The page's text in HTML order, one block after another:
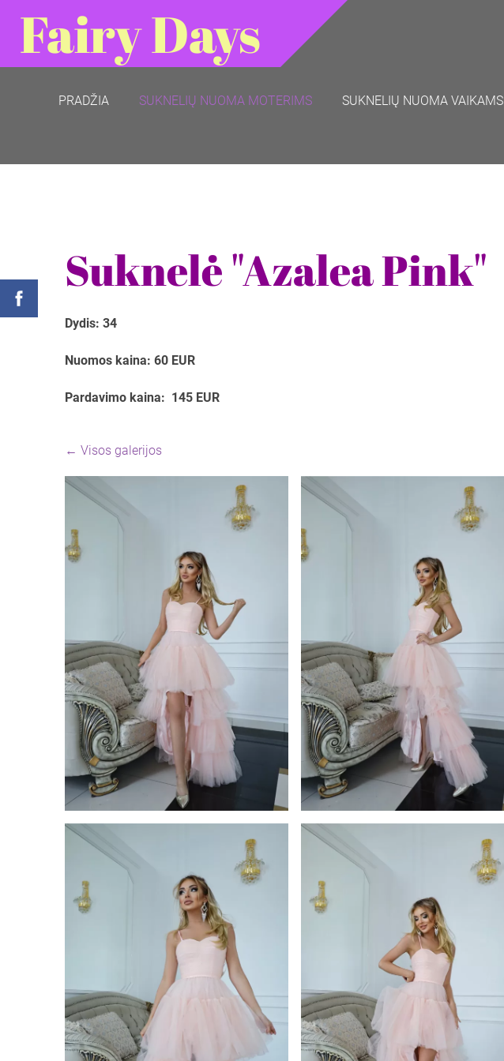
Fairy Days
PRADŽIA SUKNELIŲ NUOMA MOTERIMS SUKNELIŲ NUOMA VAIKAMS
Suknelė "Azalea Pink"
Dydis: 34
Nuomos kaina: 60 EUR
Pardavimo kaina: 145 EUR
Visos galerijos